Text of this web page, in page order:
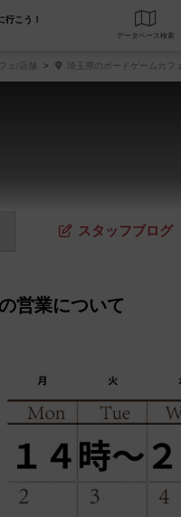
行こう！
データ
ェ/店舗 埼玉県のボードゲームカフ
スタッフブログ
営業について